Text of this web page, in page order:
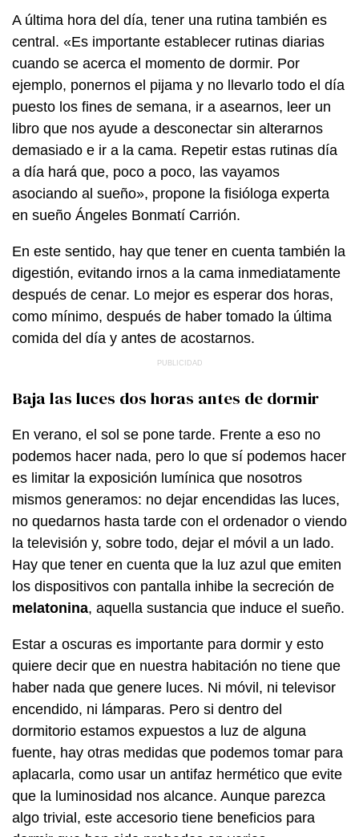
A última hora del día, tener una rutina también es
central. «Es importante establecer rutinas diarias
cuando se acerca el momento de dormir. Por
ejemplo, ponernos el pijama y no llevarlo todo el día
puesto los fines de semana, ir a asearnos, leer un
libro que nos ayude a desconectar sin alterarnos
demasiado e ir a la cama. Repetir estas rutinas día
a día hará que, poco a poco, las vayamos
asociando al sueño», propone la fisióloga experta
en sueño Ángeles Bonmatí Carrión.
En este sentido, hay que tener en cuenta también la
digestión, evitando irnos a la cama inmediatamente
después de cenar. Lo mejor es esperar dos horas,
como mínimo, después de haber tomado la última
comida del día y antes de acostarnos.
Baja las luces dos horas antes de dormir
En verano, el sol se pone tarde. Frente a eso no
podemos hacer nada, pero lo que sí podemos hacer
es limitar la exposición lumínica que nosotros
mismos generamos: no dejar encendidas las luces,
no quedarnos hasta tarde con el ordenador o viendo
la televisión y, sobre todo, dejar el móvil a un lado.
Hay que tener en cuenta que la luz azul que emiten
los dispositivos con pantalla inhibe la secreción de
melatonina, aquella sustancia que induce el sueño.
Estar a oscuras es importante para dormir y esto
quiere decir que en nuestra habitación no tiene que
haber nada que genere luces. Ni móvil, ni televisor
encendido, ni lámparas. Pero si dentro del
dormitorio estamos expuestos a luz de alguna
fuente, hay otras medidas que podemos tomar para
aplacarla, como usar un antifaz hermético que evite
que la luminosidad nos alcance. Aunque parezca
algo trivial, este accesorio tiene beneficios para